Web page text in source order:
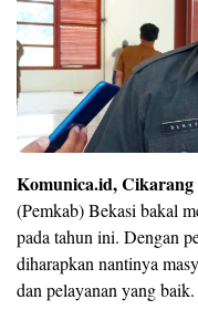
Komunica.id, Cikarang
(Pemkab) Bekasi bakal
pada tahun ini. Dengan
diharapkan nantinya
dan pelayanan yang baik.